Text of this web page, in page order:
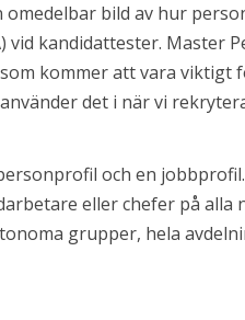
bild av hur
vid kandidattester. Master
kommer att vara viktigt
det i när vi
och en
eller chefer på
grupper, hela